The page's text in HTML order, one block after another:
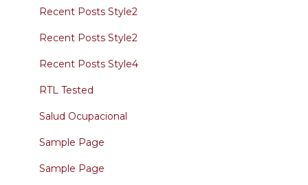
Recent Posts Style2
Recent Posts Style2
Recent Posts Style4
RTL Tested
Salud Ocupacional
Sample Page
Sample Page